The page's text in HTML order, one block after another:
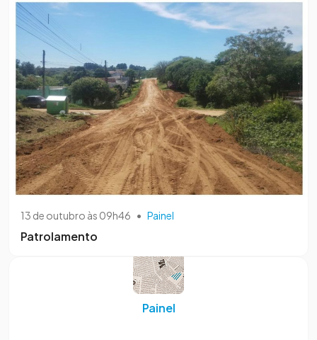
13 de outubro às 09h46 • Painel
Patrolamento
Painel